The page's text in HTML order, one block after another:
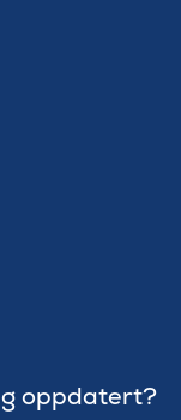
oppdatert?